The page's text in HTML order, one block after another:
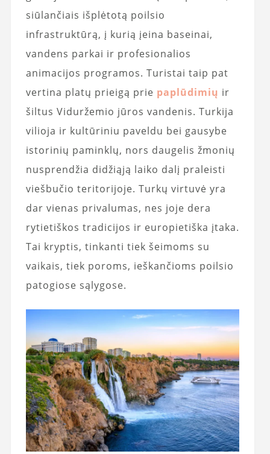
siūlančiais išplėtotą poilsio
infrastruktūrą, į kurią įeina baseinai,
vandens parkai ir profesionalios
animacijos programos. Turistai taip pat
vertina platų prieigą prie paplūdimių ir
šiltus Viduržemio jūros vandenis. Turkija
vilioja ir kultūriniu paveldu bei gausybe
istorinių paminklų, nors daugelis žmonių
nusprendžia didžiąją laiko dalį praleisti
viešbučio teritorijoje. Turkų virtuvė yra
dar vienas privalumas, nes joje dera
rytietiškos tradicijos ir europietiška įtaka.
Tai kryptis, tinkanti tiek šeimoms su
vaikais, tiek poroms, ieškančioms poilsio
patogiose sąlygose.